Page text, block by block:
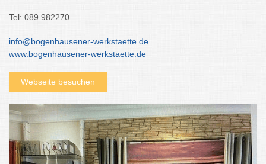
Tel: 089 982270
info@bogenhausener-werkstaette.de
www.bogenhausener-werkstaette.de
Webseite besuchen